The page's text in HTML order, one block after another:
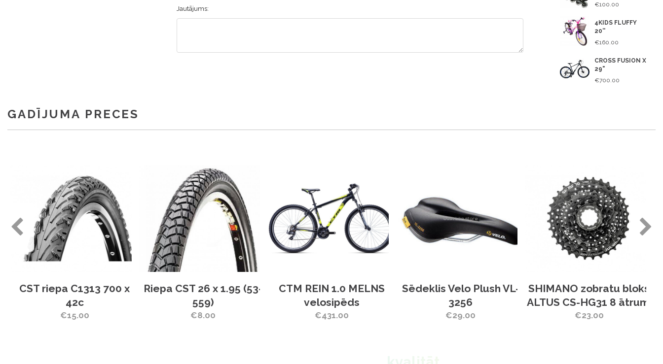
Jautājums:
€100.00
4KIDS FLUFFY
20''
€160.00
CROSS FUSION X
29"
€700.00
GADĪJUMA PRECES
CST riepa C1313 700 x
42c
€15.00
Riepa CST 26 x 1.95 (53-
559)
€8.00
CTM REIN 1.0 MELNS
velosipēds
€431.00
Sēdeklis Velo Plush VL-
3256
€29.00
SHIMANO zobratu bloks
ALTUS CS-HG31 8 ātrumi
€23.00